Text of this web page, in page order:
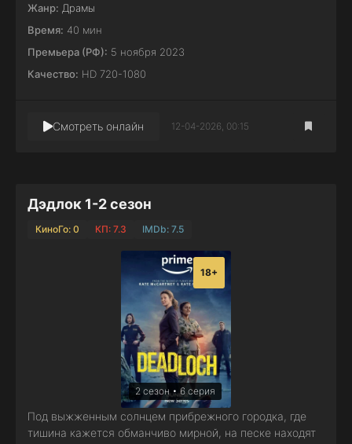
Жанр: Драмы
Время: 40 мин
Премьера (РФ): 5 ноября 2023
Качество: HD 720-1080
Смотреть онлайн 12-04-2026, 00:15
Дэдлок 1-2 сезон
КиноГо: 0 КП: 7.3 IMDb: 7.5
2 сезон • 6 серия
18+
Под выжженным солнцем прибрежного городка, где
тишина кажется обманчиво мирной, на песке находят